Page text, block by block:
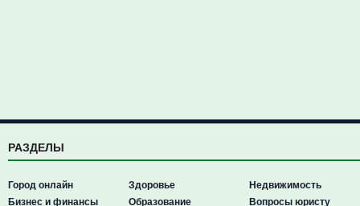
РАЗДЕЛЫ
Город онлайн
Бизнес и финансы
Здоровье
Образование
Недвижимость
Вопросы юристу